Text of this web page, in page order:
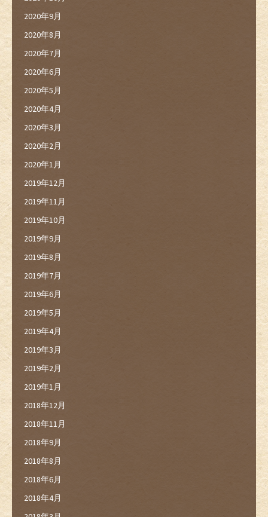
2020年9月
2020年8月
2020年7月
2020年6月
2020年5月
2020年4月
2020年3月
2020年2月
2020年1月
2019年12月
2019年11月
2019年10月
2019年9月
2019年8月
2019年7月
2019年6月
2019年5月
2019年4月
2019年3月
2019年2月
2019年1月
2018年12月
2018年11月
2018年9月
2018年8月
2018年6月
2018年4月